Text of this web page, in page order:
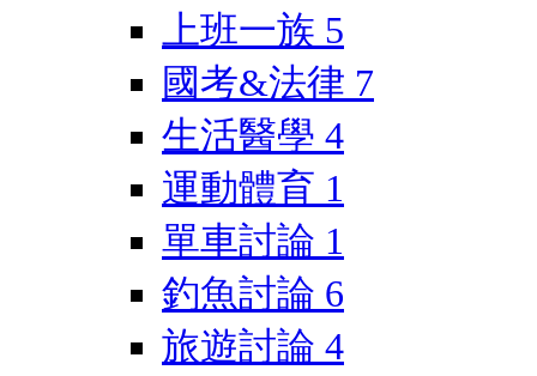
上班一族 5
國考&法律 7
生活醫學 4
運動體育 1
單車討論 1
釣魚討論 6
旅遊討論 4